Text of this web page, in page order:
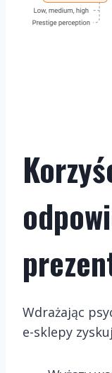
Wdrażając
e-sklepy